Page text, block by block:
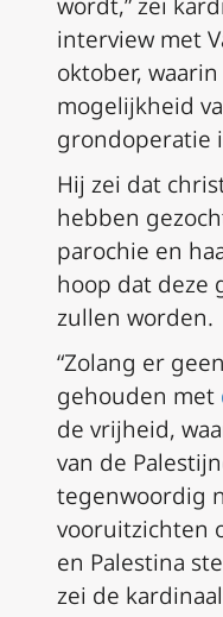
interview met
oktober,
mogelijkheid
grondoperatie
Hij zei dat
hebben
parochie en
hoop dat deze
zullen worden.
“Zolang er
gehouden met
de vrijheid,
van de
tegenwoordig
vooruitzichten
en Palestina
zei de